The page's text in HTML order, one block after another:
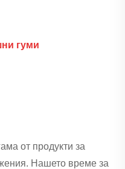
гуми
от продукти за
Нашето време за